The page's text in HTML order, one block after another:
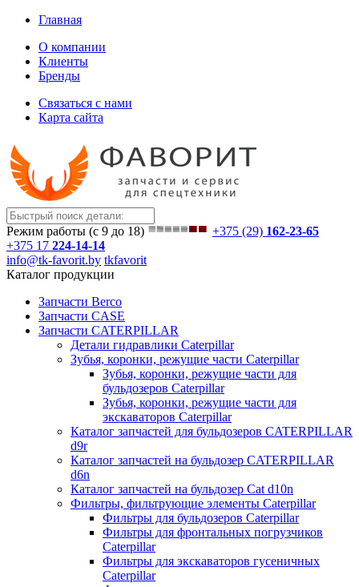
Главная
О компании
Клиенты
Бренды
Связаться с нами
Карта сайта
Режим работы (с 9 до 18) +375 (29) 162-23-65
+375 17 224-14-14
info@tk-favorit.by tkfavorit
Каталог продукции
Запчасти Berco
Запчасти CASE
Запчасти CATERPILLAR
Детали гидравлики Caterpillar
Зубья, коронки, режущие части Caterpillar
Зубья, коронки, режущие части для
бульдозеров Caterpillar
Зубья, коронки, режущие части для
экскаваторов Caterpillar
Каталог запчастей для бульдозеров CATERPILLAR
d9r
Каталог запчастей на бульдозер CATERPILLAR
d6n
Каталог запчастей на бульдозер Сat d10n
Фильтры, фильтрующие элементы Caterpillar
Фильтры для бульдозеров Caterpillar
Фильтры для фронтальных погрузчиков
Caterpillar
Фильтры для экскаваторов гусеничных
Caterpillar